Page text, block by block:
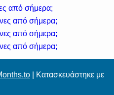
από σήμερα;
από σήμερα;
από σήμερα;
από σήμερα;
| Κατασκευάστηκε με